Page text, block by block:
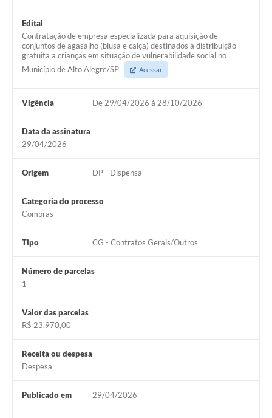
Edital
Contratação de empresa especializada para aquisição de
conjuntos de agasalho (blusa e calça) destinados à distribuição
gratuita a crianças em situação de vulnerabilidade social no
Município de Alto Alegre/SP
Acessar
Vigência De 29/04/2026 à 28/10/2026
Data da assinatura
29/04/2026
Origem DP - Dispensa
Categoria do processo
Compras
Tipo CG - Contratos Gerais/Outros
Número de parcelas
1
Valor das parcelas
R$ 23.970,00
Receita ou despesa
Despesa
Publicado em 29/04/2026